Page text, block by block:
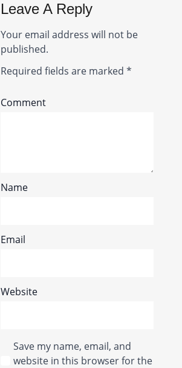
Leave A Reply
Your email address will not be
published.
Required fields are marked*
Comment
Name
Email
Website
Save my name, email, and
website in this browser for the